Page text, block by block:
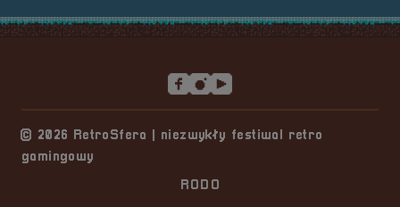
© 2026 RetroSfera | niezwykły festiwal retro
gamingowy
RODO